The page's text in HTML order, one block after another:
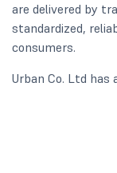
are delivered by
standardized,
consumers.
Urban Co. Ltd has